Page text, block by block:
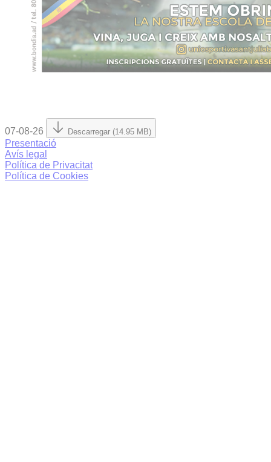
07-08-26 Descarregar (14.95 MB)
Presentació
Avís legal
Política de Privacitat
Política de Cookies